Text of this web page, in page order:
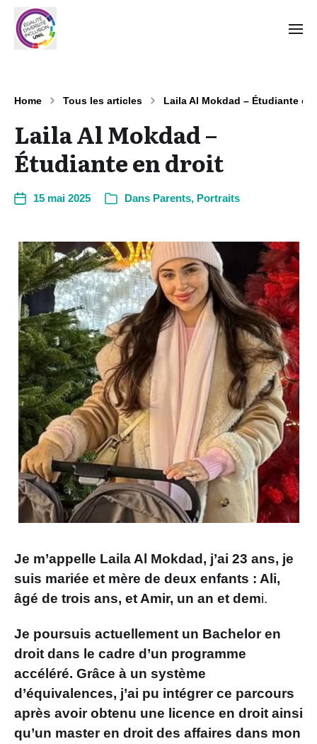
Home Tous les articles Laila Al Mokdad – Étudiante en
Laila Al Mokdad –
Étudiante en droit
15 mai 2025 Dans Parents, Portraits
Je m’appelle Laila Al Mokdad, j’ai 23 ans, je
suis mariée et mère de deux enfants : Ali,
âgé de trois ans, et Amir, un an et demi.
Je poursuis actuellement un Bachelor en
droit dans le cadre d’un programme
accéléré. Grâce à un système
d’équivalences, j’ai pu intégrer ce parcours
après avoir obtenu une licence en droit ainsi
qu’un master en droit des affaires dans mon